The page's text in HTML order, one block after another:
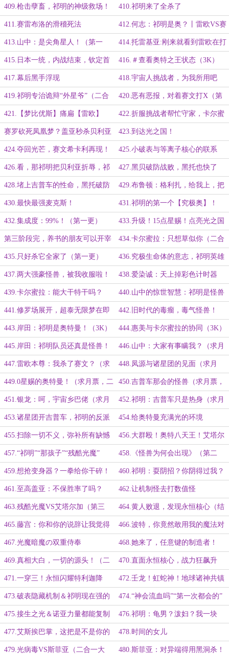
更）
409.枪击孽畜，祁明的神级救场！
（求月票）
410.祁明来了全杀了
411.赛雷布洛的滑稽死法 412.何志：祁明是奥？丨雷欧VS赛
文
413.山中：是尖角星人！（第一
更）
414.托雷基亚:刚来就看到雷欧在打
赛文
415.日本一统，内战结束，钦定首
相
416.＃查看奥特之王状态（3K）
417.幕后黑手浮现 418.宇宙人挑战者，为我所用吧
（3K）
419.祁明专治诡辩“外星爷”（二合
一大章）
420.恶有恶报，对着赛文打X（第
一更）
421.【梦比优斯】痛扁【雷欧】
（第二更）
422.折服挑战者帮忙守家，卡尔蜜
拉变脸（第三更）
赛罗砍死凤凰梦？盖亚秒杀贝利亚
（彩蛋）
423.到达光之国！
424.夺回光芒，赛文希卡利再现！ 425.小破表与等离子核心的联系
426.看，那祁明把贝利亚折辱，祁
明大王天下无敌口牙！
427.黑贝破防战败，黑托也快了
428.堵上吉普车的性命，黑托破防 429.布鲁顿：格利扎，给我上，把
托雷基亚X翻
430.最快最强麦克斯！ 431.祁明的第一个【究极奥】！
（为“闲鱼鱼鱼鱼欲郁郁”盟主加更）
432.集成度：99%！（第一更） 433.升级！15点星赐！点亮光之国
第三阶段完，养书的朋友可以开宰
啦！征集书友想看的剧集
434.卡尔蜜拉：只想草似你（二合
一大章）
435.只好杀它全家了（第一更） 436.究极生命体的意志，祁明英雄
救美
437.两大强豪怪兽，被我收服啦！
（二合一大章）
438.爱染诚：天上掉彩色计时器
了？
439.卡尔蜜拉：能大干特干吗？ 440.山中的惊世智慧：祁明是怪兽
441.修罗场展开，超泰无限梦在即 442.旧时代的毒瘤，毒气怪兽！
443.岸田：祁明是奥特曼！（3K） 444.惠美与卡尔蜜拉的协同（3K）
445.岸田：祁明队员还真是怪兽！ 446.山中：大家有事瞒我？（求月
票）
447.雷欧本尊：我杀了赛文？（求
月票）
448.凤源与诸星团的见面（求月
票）
449.0星赐的奥特曼！（求月票，二
合一大章）
450.吉普车那会的怪兽（求月票，
二合一大章）
451.银龙：呵，宇宙乡巴佬（求月
票）
452.祁明：吉普车只是热身（求月
票）
453.诸星团开吉普车，祁明的反派
行为（求月票，二合一大章）
454.给奥特曼充满光的环境
455.扫除一切不义，弥补所有缺憾 456.大群殴！奥特八天王！艾塔尔
加！（二合一大章）
457.“祁明”“那孩子”“残酷光魔” 458.《怪兽为何会出现》（第二
更）
459.想抢变身器？一拳给你干碎！
（第三更）
460.祁明：耍阴招？你阴得过我？
（第四更）
461.至高盖亚：不保胜率了吗？
（第一更）
462.让机制怪去打数值怪
463.残酷光魔VS艾塔尔加（第三
更）
464.黄人败退，发现永恒核心（结
尾必看）
465.藤宫：你和你的说辞让我觉得
好笑
466.波特，你竟然敢用我的魔法对
付我！
467.光魔暗魔の双重侍奉 468.她来了，任意键的制造者！
（第三更）
469.真相大白，一切的源头！（二
合一大章）
470.直面永恒核心，战力狂飙升
级！
471.一穿三！永恒闪耀特利迦降
临！
472.壬龙！虹蛇神！地球诸神共镇
邪祟！
473.破表隐藏机制＆祁明现在强的
可怕（二合一大章）
474.“神会流血吗”“第一次都会的”
475.接生之光＆诺亚力量都能复制
的格尔曼博士（二合一大章）
476.祁明：龟男？泼妇？我一块
打！（二合一大章）
477.艾斯挨巴掌，这把是不是你的
错？
478.时间的女儿
479.光病毒VS斯菲亚（二合一大 480.斯菲亚：对异端得用黑洞杀！